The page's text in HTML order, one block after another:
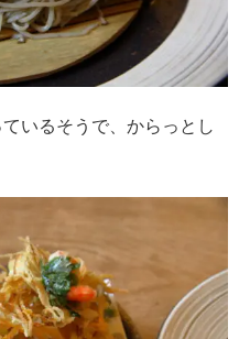
いるそうで、からっとし